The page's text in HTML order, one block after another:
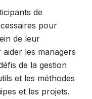
de
pour
de leur
les managers
de la gestion
et les méthodes
et les projets.